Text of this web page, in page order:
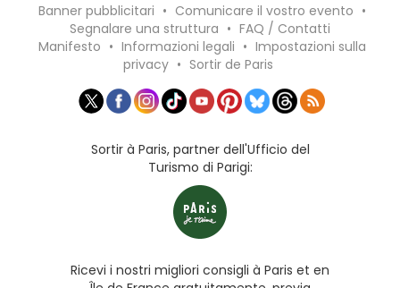
Banner pubblicitari • Comunicare il vostro evento •
Segnalare una struttura • FAQ / Contatti
Manifesto • Informazioni legali • Impostazioni sulla
privacy • Sortir de Paris
Sortir à Paris, partner dell'Ufficio del
Turismo di Parigi:
Ricevi i nostri migliori consigli à Paris et en